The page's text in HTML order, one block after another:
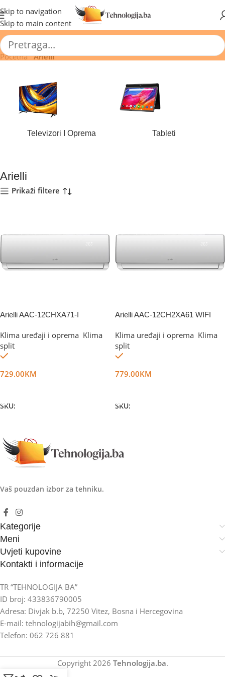
Skip to navigation
Skip to main content
🔥 Pogledajte aktuelne akcije 🔥
Početna/ Arielli
Televizori I Oprema Tableti
Arielli
Prikaži filtere
Arielli AAC-12CHXA71-I
Klima uređaji i oprema Klima
split
729.00KM
SKU:
Arielli AAC-12CH2XA61 WIFI
Klima uređaji i oprema Klima
split
779.00KM
SKU:
Vaš pouzdan izbor za tehniku.
Kategorije
Meni
Uvjeti kupovine
Kontakti i informacije
TR “TEHNOLOGIJA BA”
ID broj: 433836790005
Adresa: Divjak b.b, 72250 Vitez, Bosna i Hercegovina
E-mail: tehnologijabih@gmail.com
Telefon: 062 726 881
Copyright 2026 Tehnologija.ba.